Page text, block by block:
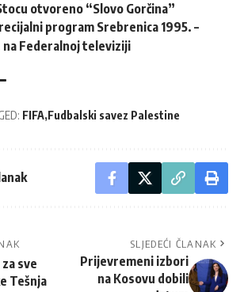
otvoreno “Slovo Gorčina”
program Srebrenica 1995. –
na Federalnoj televiziji
FIFA Fudbalski savez Palestine
sve
Tešnja
SLJEDEĆI ČLANAK
Prijevremeni izbori
na Kosovu dobili